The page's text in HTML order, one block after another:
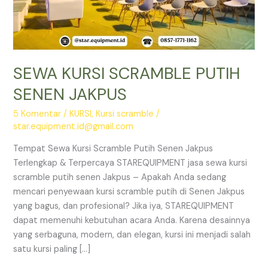
SEWA KURSI SCRAMBLE PUTIH
SENEN JAKPUS
5 Komentar /KURSI,Kursi scramble /
star.equipment.id@gmail.com
Tempat Sewa Kursi Scramble Putih Senen Jakpus
Terlengkap & Terpercaya STAREQUIPMENT jasa sewa kursi
scramble putih senen Jakpus – Apakah Anda sedang
mencari penyewaan kursi scramble putih di Senen Jakpus
yang bagus, dan profesional? Jika iya, STAREQUIPMENT
dapat memenuhi kebutuhan acara Anda. Karena desainnya
yang serbaguna, modern, dan elegan, kursi ini menjadi salah
satu kursi paling […]